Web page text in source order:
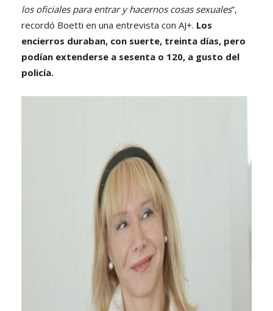
los oficiales para entrar y hacernos cosas sexuales”,
recordó Boetti en una entrevista con AJ+. Los
encierros duraban, con suerte, treinta días, pero
podían extenderse a sesenta o 120, a gusto del
policía.